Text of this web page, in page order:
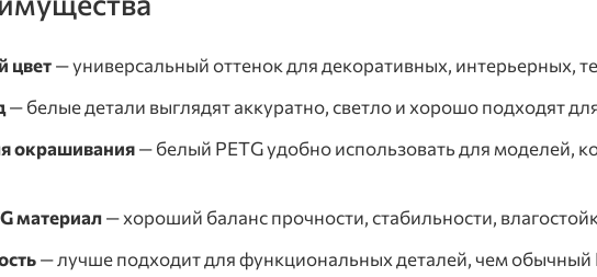
цвет— универсальный оттенок для декоративных, интерьерных,
— белые детали выглядят аккуратно, светло и хорошо подходят
окрашивания— белый PETG удобно использовать для моделей,
материал— хороший баланс прочности, стабильности,
— лучше подходит для функциональных деталей, чем обычный